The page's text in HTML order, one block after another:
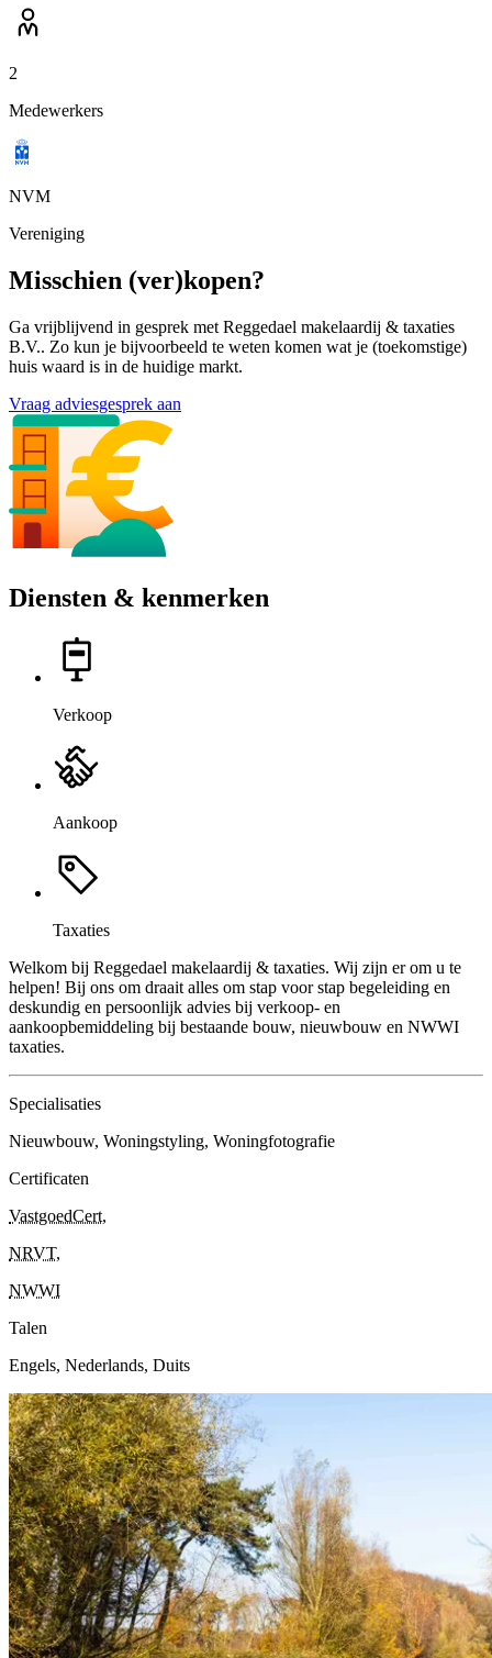
2
Medewerkers
NVM
Vereniging
Misschien (ver)kopen?
Ga vrijblijvend in gesprek met Reggedael makelaardij & taxaties
B.V.. Zo kun je bijvoorbeeld te weten komen wat je (toekomstige)
huis waard is in de huidige markt.
Vraag adviesgesprek aan
Diensten & kenmerken
Verkoop
Aankoop
Taxaties
Welkom bij Reggedael makelaardij & taxaties. Wij zijn er om u te
helpen! Bij ons om draait alles om stap voor stap begeleiding en
deskundig en persoonlijk advies bij verkoop- en
aankoopbemiddeling bij bestaande bouw, nieuwbouw en NWWI
taxaties.
Specialisaties
Nieuwbouw, Woningstyling, Woningfotografie
Certificaten
VastgoedCert,
NRVT,
NWWI
Talen
Engels, Nederlands, Duits